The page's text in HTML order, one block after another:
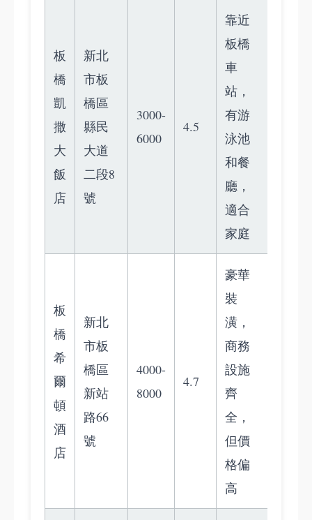
板
橋
凱
撒
大
飯
店
新北
市板
橋區
縣民
大道
二段8
號
3000-
6000
4.5
靠近
板橋
車
站，
有游
泳池
和餐
廳，
適合
家庭
板
橋
希
爾
頓
酒
店
新北
市板
橋區
新站
路66
號
4000-
8000
4.7
豪華
裝
潢，
商務
設施
齊
全，
但價
格偏
高